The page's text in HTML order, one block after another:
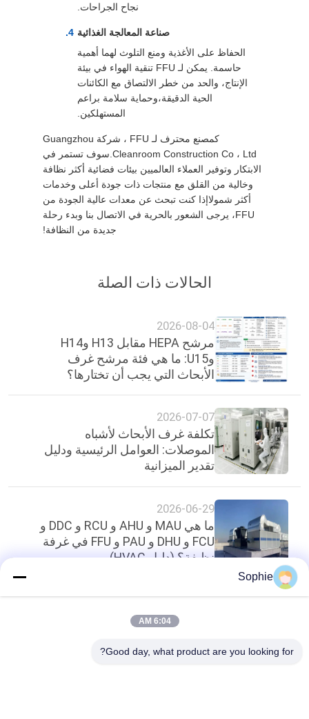
نجاح الجراحات.
صناعة المعالجة الغذائية
الحفاظ على الأغذية ومنع التلوث لهما أهمية
حاسمة. يمكن لـ FFU تنقية الهواء في بيئة
الإنتاج، والحد من خطر الالتصاق مع الكائنات
الحية الدقيقة،وحماية سلامة براعم
المستهلكين.
كمصنع محترف لـ FFU ، شركة Guangzhou
Cleanroom Construction Co ، Ltd.سوف تستمر في
الابتكار وتوفير العملاء العالميين بيئات فضائية أكثر نظافة
وخالية من القلق مع منتجات ذات جودة أعلى وخدمات
أكثر شمولاإذا كنت تبحث عن معدات عالية الجودة من
FFU، يرجى الشعور بالحرية في الاتصال بنا وبدء رحلة
جديدة من النظافة!
الحالات ذات الصلة
2026-08-04
مرشح HEPA مقابل H13 وH14
وU15: ما هي فئة مرشح غرف
الأبحاث التي يجب أن تختارها؟
2026-07-07
تكلفة غرف الأبحاث لأشباه
الموصلات: العوامل الرئيسية ودليل
تقدير الميزانية
2026-06-29
ما هي MAU و AHU و RCU و DDC و
FCU و DHU و PAU و FFU في غرفة
نظيفة؟ (دليل HVAC)
أعلى
Sophie
6:04 AM
Good day, what product are you looking for?